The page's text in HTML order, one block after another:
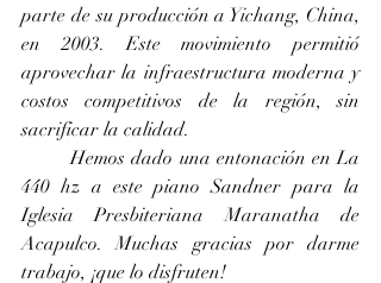
parte de su producción a Yichang, China,
en 2003. Este movimiento permitió
aprovechar la infraestructura moderna y
costos competitivos de la región, sin
sacrificar la calidad.
	Hemos dado una entonación en La
440 hz a este piano Sandner para la
Iglesia Presbiteriana Maranatha de
Acapulco. Muchas gracias por darme
trabajo, ¡que lo disfruten!